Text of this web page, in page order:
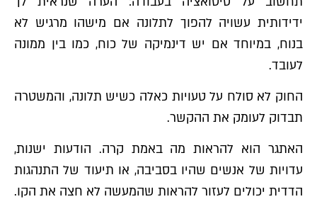
ידידותית עשויה להפוך לתלונה אם מישהו מרגיש לא
בנוח, במיוחד אם יש דינמיקה של כוח, כמו בין ממונה
לעובד.
החוק לא סולח על טעויות כאלה כשיש תלונה, והמשטרה
תבדוק לעומק את ההקשר.
האתגר הוא להראות מה באמת קרה. הודעות ישנות,
עדויות של אנשים שהיו בסביבה, או תיעוד של התנהגות
הדדית יכולים לעזור להראות שהמעשה לא חצה את הקו.